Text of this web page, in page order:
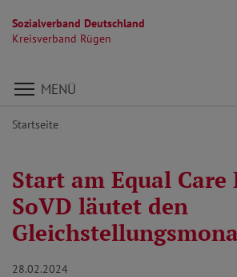
Sozialverband Deutschland
Kreisverband Rügen
Direkt zu den Inhalten springen
MENÜ
Startseite
Start am Equal Care
SoVD läutet den
28.02.2024